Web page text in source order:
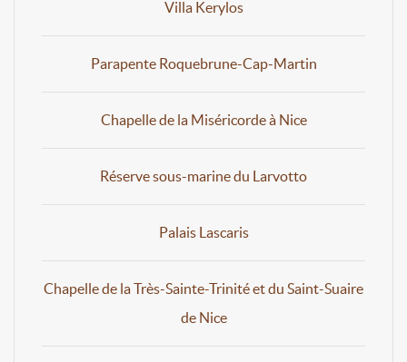
Villa Kerylos
Parapente Roquebrune-Cap-Martin
Chapelle de la Miséricorde à Nice
Réserve sous-marine du Larvotto
Palais Lascaris
Chapelle de la Très-Sainte-Trinité et du Saint-Suaire
de Nice